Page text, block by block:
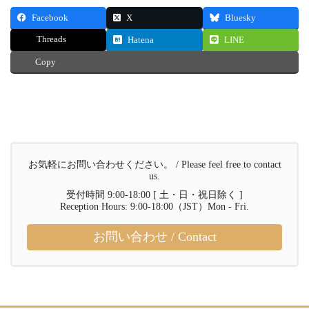
Facebook X Bluesky
Threads Hatena LINE
Copy
お気軽にお問い合わせください。 / Please feel free to contact
us.
受付時間 9:00-18:00 [ 土・日・祝日除く ]
Reception Hours: 9:00-18:00（JST）Mon - Fri.
お問い合わせ / Contact